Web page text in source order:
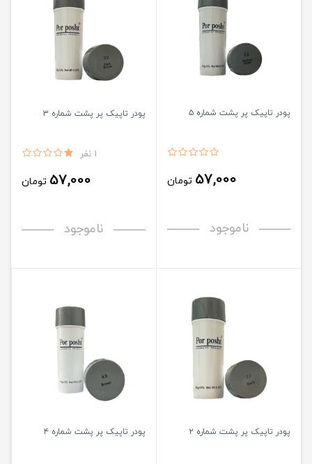
پودر تاپیک پر پشت شماره ۵
57,000 تومان
ناموجود
پودر تاپیک پر پشت شماره ۳
1 نفر
57,000 تومان
ناموجود
پودر تاپیک پر پشت شماره ۲ پودر تاپیک پر پشت شماره ۴